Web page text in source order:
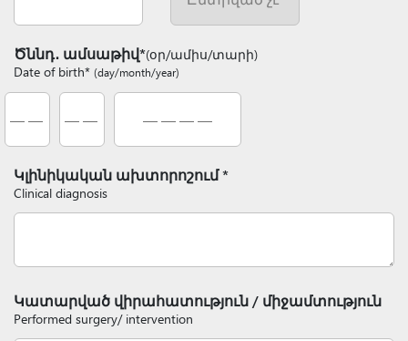
Ծննդ․ ամսաթիվ*(օր/ամիս/տարի)
Date of birth* (day/month/year)
Կլինիկական ախտորոշում *
Clinical diagnosis
Կատարված վիրահատություն / միջամտություն
Performed surgery/ intervention